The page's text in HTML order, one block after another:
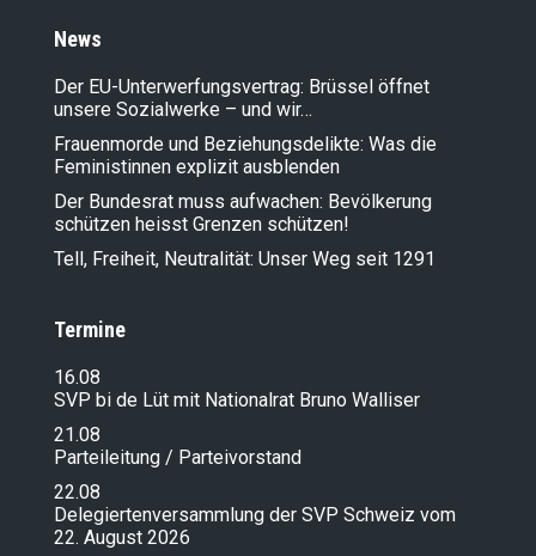
News
Der EU-Unterwerfungsvertrag: Brüssel öffnet
unsere Sozialwerke – und wir…
Frauenmorde und Beziehungsdelikte: Was die
Feministinnen explizit ausblenden
Der Bundesrat muss aufwachen: Bevölkerung
schützen heisst Grenzen schützen!
Tell, Freiheit, Neutralität: Unser Weg seit 1291
Termine
16.08
SVP bi de Lüt mit Nationalrat Bruno Walliser
21.08
Parteileitung / Parteivorstand
22.08
Delegiertenversammlung der SVP Schweiz vom
22. August 2026